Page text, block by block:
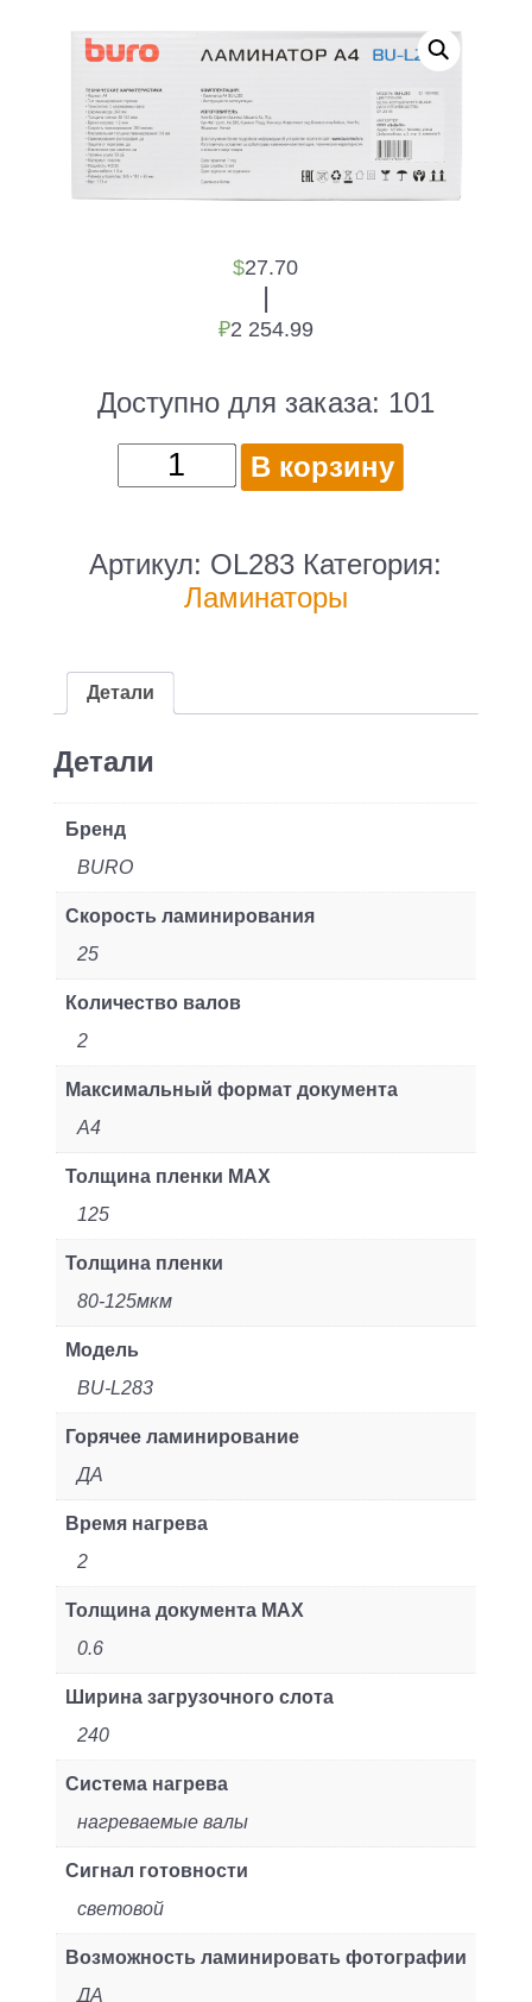
$27.70
|
₽2 254.99
Доступно для заказа: 101
Количество
товара
Buro
BU-
A4
125мкм)
мин
(2вал.)
(плохая
В корзину
Артикул: OL283 Категория:
Ламинаторы
Детали
Детали
Бренд
BURO
Скорость ламинирования
25
Количество валов
2
Максимальный формат документа
A4
Толщина пленки MAX
125
Толщина пленки
80-125мкм
Модель
BU-L283
Горячее ламинирование
ДА
Время нагрева
2
Толщина документа MAX
0.6
Ширина загрузочного слота
240
Система нагрева
нагреваемые валы
Сигнал готовности
световой
Возможность ламинировать фотографии
ДА